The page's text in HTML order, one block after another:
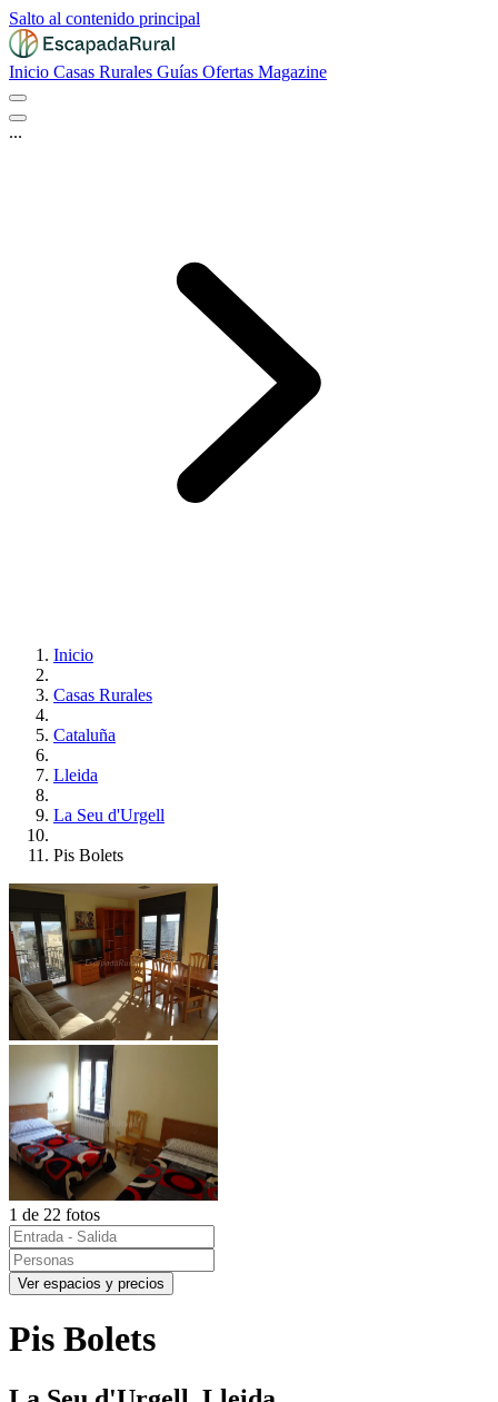
Salto al contenido principal
Inicio Casas Rurales Guías Ofertas Magazine
...
Inicio
Casas Rurales
Cataluña
Lleida
La Seu d'Urgell
Pis Bolets
1 de 22 fotos
Ver espacios y precios
Pis Bolets